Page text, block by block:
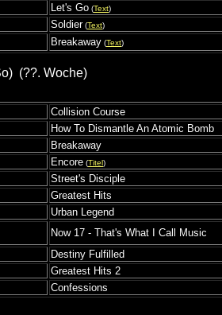
Let's Go (Text)
Soldier(Text)
Breakaway (Text)
(??. Woche)
Collision Course
How To Dismantle An Atomic Bomb
Breakaway
Encore (Titel )
Street's Disciple
Greatest Hits
Urban Legend
Now 17 - That's What I Call Music
Destiny Fulfilled
Greatest Hits 2
Confessions